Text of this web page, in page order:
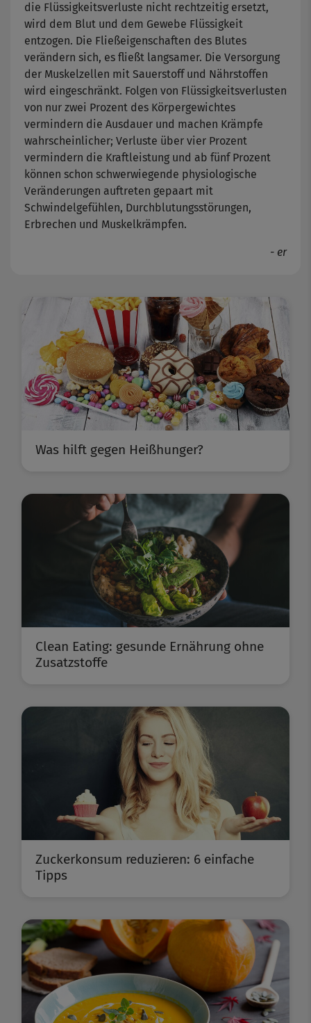
die Flüssigkeitsverluste nicht rechtzeitig ersetzt,
wird dem Blut und dem Gewebe Flüssigkeit
entzogen. Die Fließeigenschaften des Blutes
verändern sich, es fließt langsamer. Die Versorgung
der Muskelzellen mit Sauerstoff und Nährstoffen
wird eingeschränkt. Folgen von Flüssigkeitsverlusten
von nur zwei Prozent des Körpergewichtes
vermindern die Ausdauer und machen Krämpfe
wahrscheinlicher; Verluste über vier Prozent
vermindern die Kraftleistung und ab fünf Prozent
können schon schwerwiegende physiologische
Veränderungen auftreten gepaart mit
Schwindelgefühlen, Durchblutungsstörungen,
Erbrechen und Muskelkrämpfen.
- er
Was hilft gegen Heißhunger?
Clean Eating: gesunde Ernährung ohne
Zusatzstoffe
Zuckerkonsum reduzieren: 6 einfache
Tipps